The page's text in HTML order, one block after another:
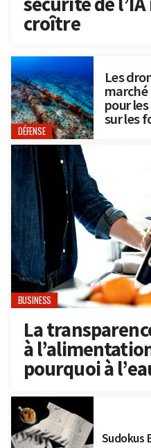
croître
DÉFENSE
Les
pour
sur les
BUSINESS
La
à
pourquoi à
Sudokus